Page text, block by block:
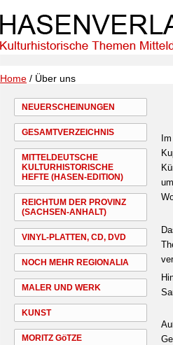
Home / Über uns
NEUERSCHEINUNGEN
GESAMTVERZEICHNIS
MITTELDEUTSCHE
KULTURHISTORISCHE
HEFTE (HASEN-EDITION)
REICHTUM DER PROVINZ
(SACHSEN-ANHALT)
VINYL-PLATTEN, CD, DVD
NOCH MEHR REGIONALIA
MALER UND WERK
KUNST
MORITZ GöTZE